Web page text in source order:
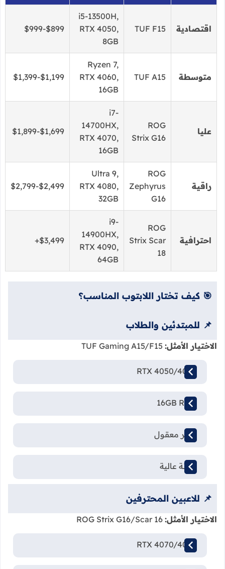
اقتصادية TUF F15
i5-13500H,
RTX 4050,
8GB
$899-$999
متوسطة TUF A15
Ryzen 7,
RTX 4060,
16GB
$1,199-$1,399
عليا
ROG
Strix G16
i7-
14700HX,
RTX 4070,
16GB
$1,699-$1,899
راقية
ROG
Zephyrus
G16
Ultra 9,
RTX 4080,
32GB
$2,499-$2,799
احترافية
ROG
Strix Scar
18
i9-
14900HX,
RTX 4090,
64GB
$3,499+
🎯 كيف تختار اللابتوب المناسب؟
📌 للمبتدئين والطلاب
الاختيار الأمثل:
RTX 4050/4060
16GB RAM
سعر معقول
متانة عالية
📌 للاعبين المحترفين
الاختيار الأمثل:
RTX 4070/4080